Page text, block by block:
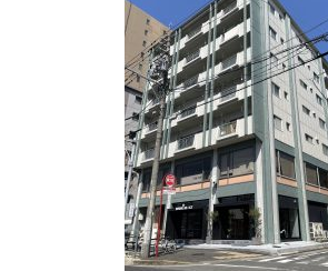
Business
不動産コンサルティング
Realestate Consulting
建築コンサルティング
Building Consulting
投資用収益物件の売買・仲介
Sales